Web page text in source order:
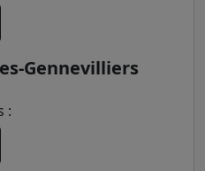
Gennevilliers
: